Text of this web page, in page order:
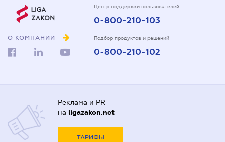
О КОМПАНИИ
Центр поддержки пользователей
0-800-210-103
Подбор продуктов и решений
0-800-210-102
Реклама и PR
на ligazakon.net
ТАРИФЫ